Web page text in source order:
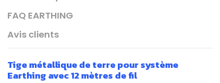
FAQ EARTHING
Avis clients
Tige métallique de terre pour système
Earthing avec 12 mètres de fil